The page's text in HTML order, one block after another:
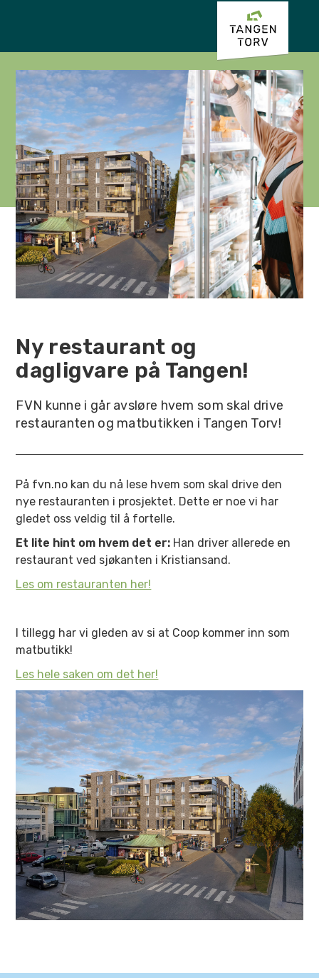
Ny restaurant og
dagligvare på Tangen!
FVN kunne i går avsløre hvem som skal drive
restauranten og matbutikken i Tangen Torv!
På fvn.no kan du nå lese hvem som skal drive den
nye restauranten i prosjektet. Dette er noe vi har
gledet oss veldig til å fortelle.
Et lite hint om hvem det er: Han driver allerede en
restaurant ved sjøkanten i Kristiansand.
Les om restauranten her!
I tillegg har vi gleden av si at Coop kommer inn som
matbutikk!
Les hele saken om det her!